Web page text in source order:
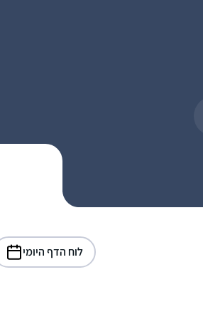
לוח הדף היומי